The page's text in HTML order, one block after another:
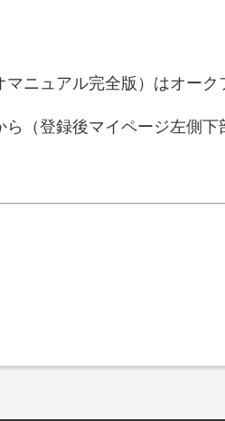
マニュアル完全版）はオー
ら（登録後マイページ左側